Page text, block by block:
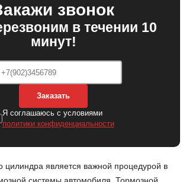
звонок
в течении 10
минут!
Заказать
Я соглашаюсь с условиями
политики конфиденциальности
цилиндра является важной процедурой в